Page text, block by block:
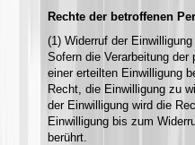
Rechte der betroffenen
(1) Widerruf der Einwilligung
Sofern die Verarbeitung der
einer erteilten Einwilligung
Recht, die Einwilligung zu
der Einwilligung wird die
Einwilligung bis zum
berührt.